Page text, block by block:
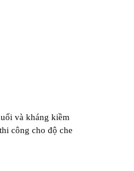
và kháng kiềm
công cho độ che